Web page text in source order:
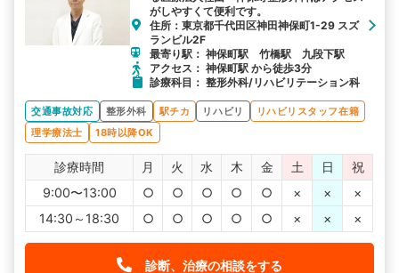
がしやすくて便利です。
住所：東京都千代田区神田神保町1-29 スズ
ランビル2F
最寄り駅： 神保町駅 竹橋駅 九段下駅
アクセス： 神保町駅 から徒歩3分
診療科目： 整形外科/リハビリテーション科
交通事故対応 整形外科 駅チカ リハビリ
リハビリスタッフ在籍
理学療法士
18時以降OK
診療時間 月 火 水 木 金 土 日
祝
9:00〜13:00
○ ○ ○ ○ ○ × ×
×
14:30～18:30
○ ○ ○ ○ ○ × × ×
診断、治療の相談をする